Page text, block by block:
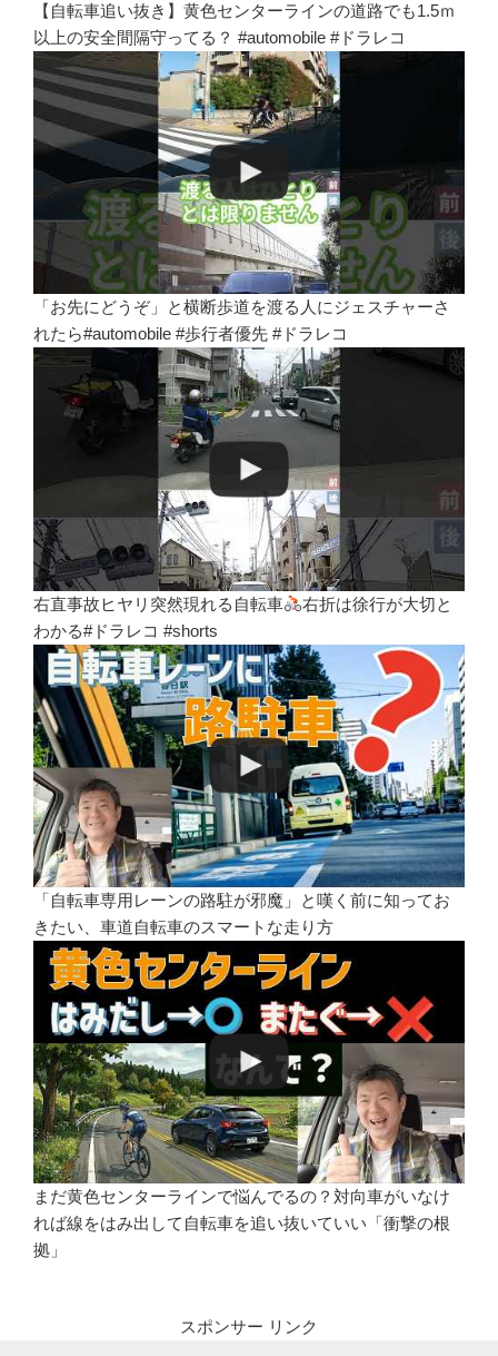
【自転車追い抜き】黄色センターラインの道路でも1.5ｍ
以上の安全間隔守ってる？ #automobile #ドラレコ
「お先にどうぞ」と横断歩道を渡る人にジェスチャーさ
れたら#automobile #歩行者優先 #ドラレコ
右直事故ヒヤリ突然現れる自転車
右折は徐行が大切と
わかる#ドラレコ #shorts
「自転車専用レーンの路駐が邪魔」と嘆く前に知ってお
きたい、車道自転車のスマートな走り方
まだ黄色センターラインで悩んでるの？対向車がいなけ
れば線をはみ出して自転車を追い抜いていい「衝撃の根
拠」
スポンサー リンク